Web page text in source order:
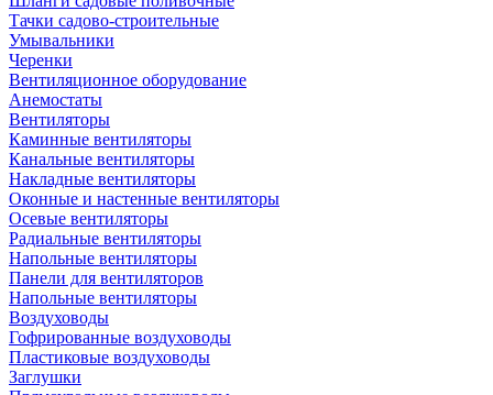
Тачки садово-строительные
Умывальники
Черенки
Вентиляционное оборудование
Анемостаты
Вентиляторы
Каминные вентиляторы
Канальные вентиляторы
Накладные вентиляторы
Оконные и настенные вентиляторы
Осевые вентиляторы
Радиальные вентиляторы
Напольные вентиляторы
Панели для вентиляторов
Напольные вентиляторы
Воздуховоды
Гофрированные воздуховоды
Пластиковые воздуховоды
Заглушки